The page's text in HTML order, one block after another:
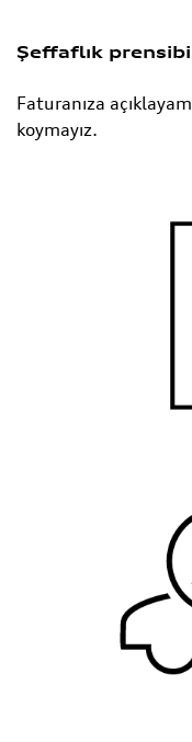
Şeffaflık prensibi
Faturanıza
koymayız.